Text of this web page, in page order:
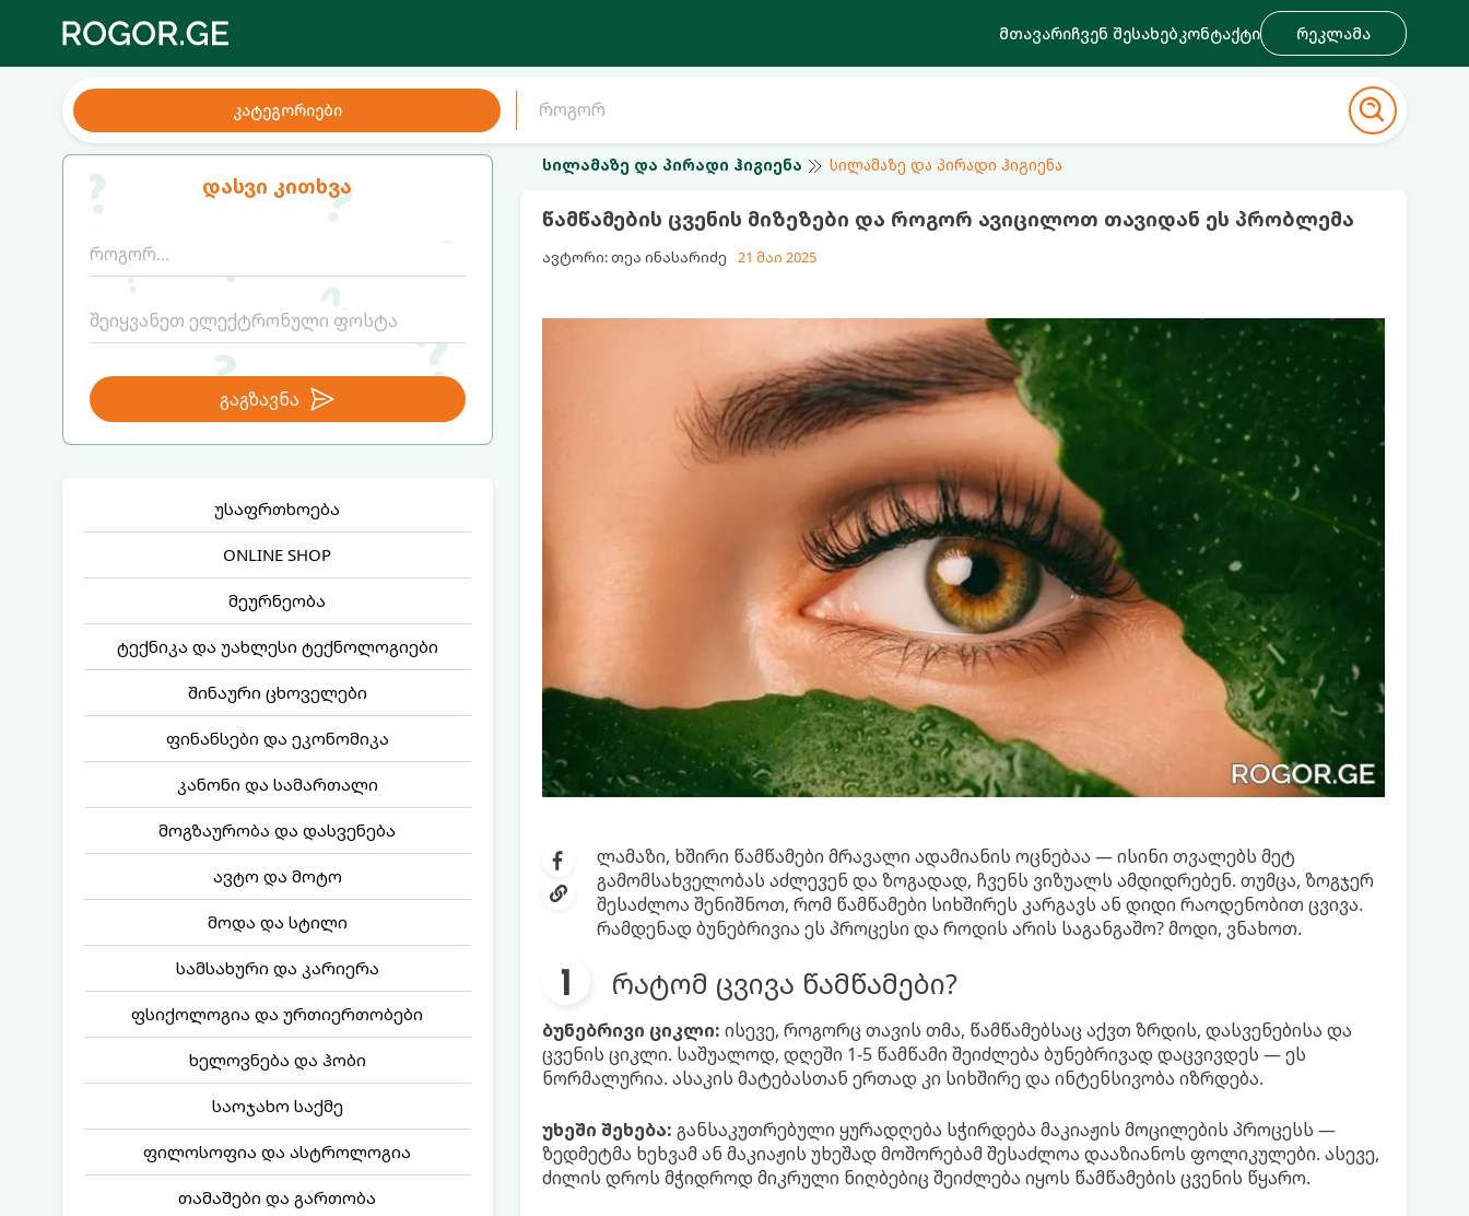
მთავარიჩვენ შესახებკონტაქტი რეკლამა
კატეგორიები
დასვი კითხვა
გაგზავნა
უსაფრთხოება
ONLINE SHOP
მეურნეობა
ტექნიკა და უახლესი ტექნოლოგიები
შინაური ცხოველები
ფინანსები და ეკონომიკა
კანონი და სამართალი
მოგზაურობა და დასვენება
ავტო და მოტო
მოდა და სტილი
სამსახური და კარიერა
ფსიქოლოგია და ურთიერთობები
ხელოვნება და ჰობი
საოჯახო საქმე
ფილოსოფია და ასტროლოგია
თამაშები და გართობა
სილამაზე და პირადი ჰიგიენა სილამაზე და პირადი ჰიგიენა
წამწამების ცვენის მიზეზები და როგორ ავიცილოთ თავიდან ეს პრობლემა
ავტორი: თეა ინასარიძე 21 მაი 2025
ლამაზი, ხშირი წამწამები მრავალი ადამიანის ოცნებაა — ისინი თვალებს მეტ
გამომსახველობას აძლევენ და ზოგადად, ჩვენს ვიზუალს ამდიდრებენ. თუმცა, ზოგჯერ
შესაძლოა შენიშნოთ, რომ წამწამები სიხშირეს კარგავს ან დიდი რაოდენობით ცვივა.
რამდენად ბუნებრივია ეს პროცესი და როდის არის საგანგაშო? მოდი, ვნახოთ.
რატომ ცვივა წამწამები?
ბუნებრივი ციკლი: ისევე, როგორც თავის თმა, წამწამებსაც აქვთ ზრდის, დასვენებისა და
ცვენის ციკლი. საშუალოდ, დღეში 1-5 წამწამი შეიძლება ბუნებრივად დაცვივდეს — ეს
ნორმალურია. ასაკის მატებასთან ერთად კი სიხშირე და ინტენსივობა იზრდება.
უხეში შეხება: განსაკუთრებული ყურადღება სჭირდება მაკიაჟის მოცილების პროცესს —
ზედმეტმა ხეხვამ ან მაკიაჟის უხეშად მოშორებამ შესაძლოა დააზიანოს ფოლიკულები. ასევე,
ძილის დროს მჭიდროდ მიკრული ნიღბებიც შეიძლება იყოს წამწამების ცვენის წყარო.